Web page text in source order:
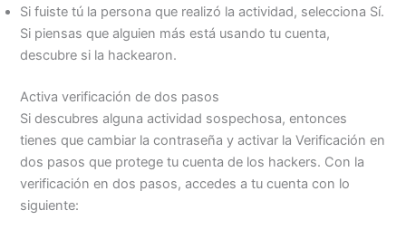
Si fuiste tú la persona que realizó la actividad, selecciona Sí.
Si piensas que alguien más está usando tu cuenta,
descubre si la hackearon.
Activa verificación de dos pasos
Si descubres alguna actividad sospechosa, entonces
tienes que cambiar la contraseña y activar la Verificación en
dos pasos que protege tu cuenta de los hackers. Con la
verificación en dos pasos, accedes a tu cuenta con lo
siguiente: